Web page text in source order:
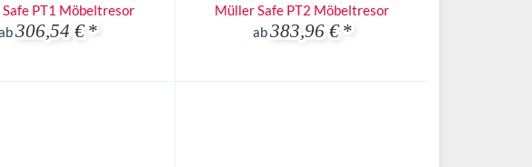
PT1 Möbeltresor
306,54 € *
Müller Safe PT2 Möbeltresor
ab383,96 € *